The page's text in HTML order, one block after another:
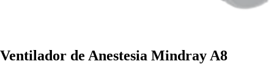
Ventilador de Anestesia Mindray A8